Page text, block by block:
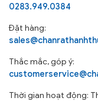
0283.949.0384
Đặt hàng:
Thắc mắc, góp ý:
Thời gian hoạt động: